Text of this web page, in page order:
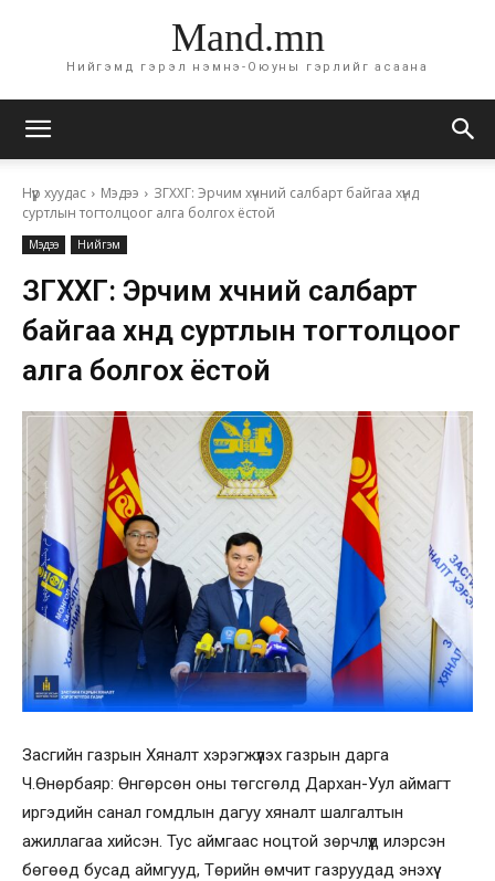
Mand.mn
Нийгэмд гэрэл нэмнэ-Оюуны гэрлийг асаана
Нүүр хуудас Мэдээ
ЗГХХГ: Эрчим хүчний салбарт байгаа хүнд
суртлын тогтолцоог алга болгох ёстой
Мэдээ Нийгэм
ЗГХХГ: Эрчим хүчний салбарт
байгаа хүнд суртлын тогтолцоог
алга болгох ёстой
Засгийн газрын Хяналт хэрэгжүүлэх газрын дарга
Ч.Өнөрбаяр: Өнгөрсөн оны төгсгөлд Дархан-Уул аймагт
иргэдийн санал гомдлын дагуу хяналт шалгалтын
ажиллагаа хийсэн. Тус аймгаас ноцтой зөрчлүүд илэрсэн
бөгөөд бусад аймгууд, Төрийн өмчит газруудад энэхүү